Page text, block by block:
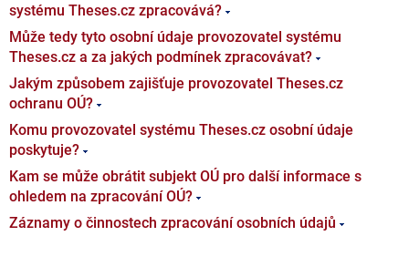
systému Theses.cz zpracovává?
Může tedy tyto osobní údaje provozovatel systému
Theses.cz a za jakých podmínek zpracovávat?
Jakým způsobem zajišťuje provozovatel Theses.cz
ochranu OÚ?
Komu provozovatel systému Theses.cz osobní údaje
poskytuje?
Kam se může obrátit subjekt OÚ pro další informace s
ohledem na zpracování OÚ?
Záznamy o činnostech zpracování osobních údajů